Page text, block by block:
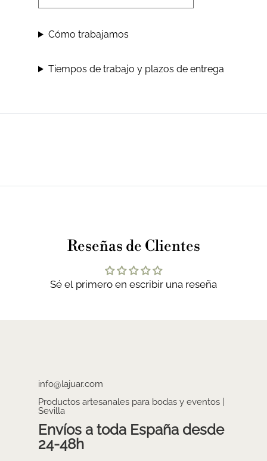
Cómo trabajamos
Tiempos de trabajo y plazos de entrega
Reseñas de Clientes
Sé el primero en escribir una reseña
info@lajuar.com
Productos artesanales para bodas y eventos |
Sevilla
Envíos a toda España desde
24-48h